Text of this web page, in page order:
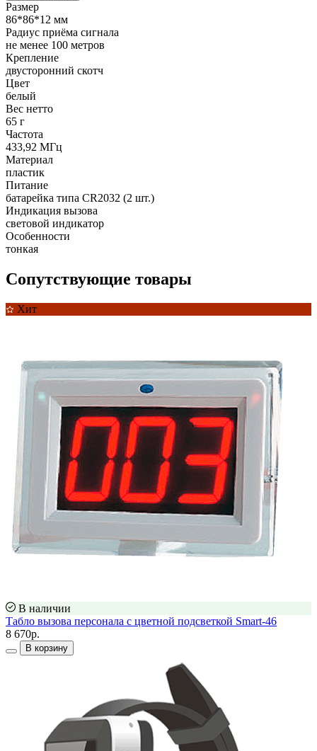
Размер
86*86*12 мм
Радиус приёма сигнала
не менее 100 метров
Крепление
двусторонний скотч
Цвет
белый
Вес нетто
65 г
Частота
433,92 МГц
Материал
пластик
Питание
батарейка типа CR2032 (2 шт.)
Индикация вызова
световой индикатор
Особенности
тонкая
Сопутствующие товары
Хит
В наличии
Табло вызова персонала с цветной подсветкой Smart-46
8 670р.
В корзину